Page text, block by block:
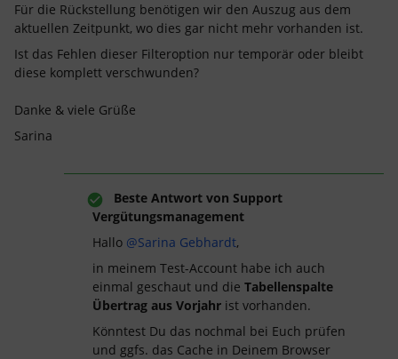
Für die Rückstellung benötigen wir den Auszug aus dem
aktuellen Zeitpunkt, wo dies gar nicht mehr vorhanden ist.
Ist das Fehlen dieser Filteroption nur temporär oder bleibt
diese komplett verschwunden?
Danke & viele Grüße
Sarina
Beste Antwort von Support
Vergütungsmanagement
Hallo @Sarina Gebhardt,
in meinem Test-Account habe ich auch
einmal geschaut und die Tabellenspalte
Übertrag aus Vorjahr ist vorhanden.
Könntest Du das nochmal bei Euch prüfen
und ggfs. das Cache in Deinem Browser